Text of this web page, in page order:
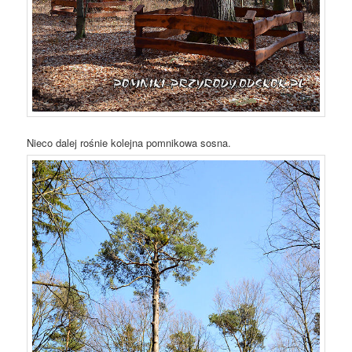
Nieco dalej rośnie kolejna pomnikowa sosna.